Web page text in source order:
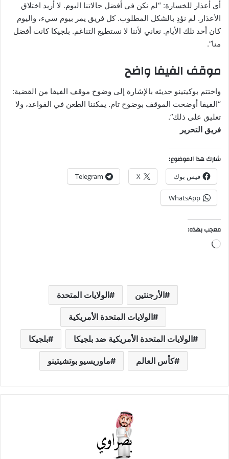
أي أعذار للخسارة: “لم نكن في أفضل حالاتنا اليوم. لا أريد اختلاق
الأعذار. لم نؤدِ بالشكل المطلوب. كل فريق يمر بيوم سيء، واليوم
كان أحد تلك الأيام. نعاني لأننا لا نستطيع التناغم. بلجيكا كانت أفضل
منا”.
موقف الفيفا واضح
واختتم بوكيتينو حديثه بالإشارة إلى وضوح موقف الفيفا من القضية:
“الفيفا أوضحت الموقف بوضوح تام. يمكننا الطعن في القواعد، ولا
تعليق على ذلك”.
فريق التحرير
شارك هذا الموضوع:
فيس بوك X
Telegram
WhatsApp
معجب بهذه:
جاري
الأرجنتين الولايات المتحدة
الولايات المتحدة الأمريكية
الولايات المتحدة الأمريكية ضد بلجيكا بلجيكا
كأس العالم ماوريسيو بوتشيتينو